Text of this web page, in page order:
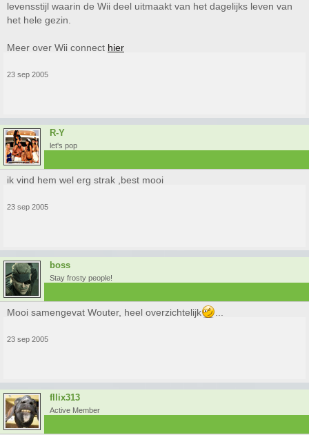
levensstijl waarin de Wii deel uitmaakt van het dagelijks leven van
het hele gezin.
Meer over Wii connect hier
23 sep 2005
R-Y
let's pop
ik vind hem wel erg strak ,best mooi
23 sep 2005
boss
Stay frosty people!
Mooi samengevat Wouter, heel overzichtelijk
23 sep 2005
fllix313
Active Member